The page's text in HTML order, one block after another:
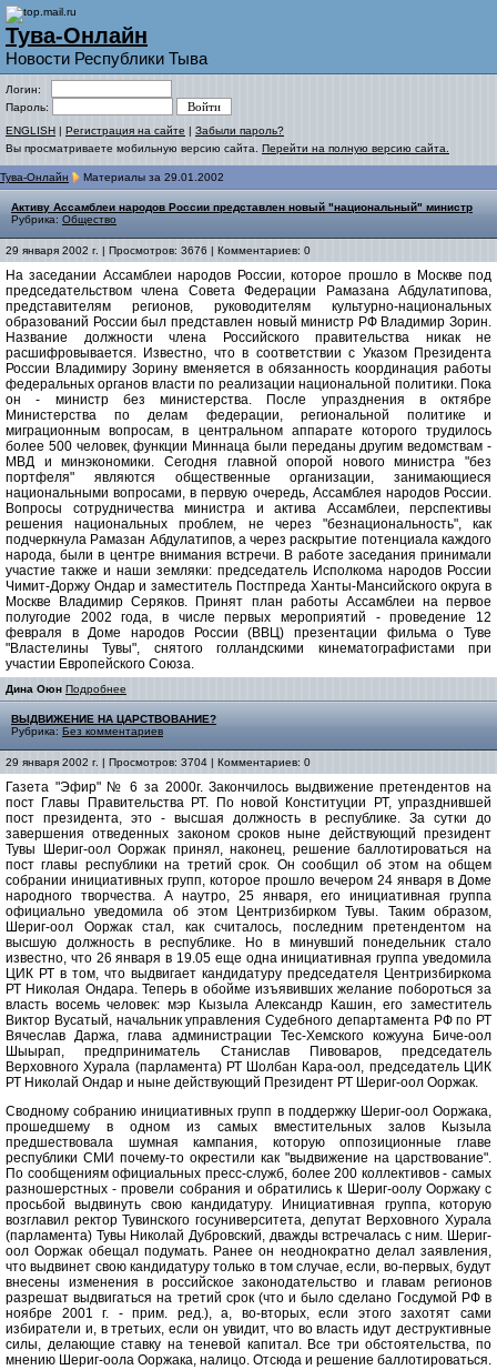
Тува-Онлайн
Новости Республики Тыва
Логин:
Пароль:
ENGLISH | Регистрация на сайте | Забыли пароль?
Вы просматриваете мобильную версию сайта. Перейти на полную версию сайта.
Тува-Онлайн Материалы за 29.01.2002
Активу Ассамблеи народов России представлен новый "национальный" министр
Рубрика: Общество
29 января 2002 г. | Просмотров: 3676 | Комментариев: 0
На заседании Ассамблеи народов России, которое прошло в Москве под
председательством члена Совета Федерации Рамазана Абдулатипова,
представителям регионов, руководителям культурно-национальных
образований России был представлен новый министр РФ Владимир Зорин.
Название должности члена Российского правительства никак не
расшифровывается. Известно, что в соответствии с Указом Президента
России Владимиру Зорину вменяется в обязанность координация работы
федеральных органов власти по реализации национальной политики. Пока
он - министр без министерства. После упразднения в октябре
Министерства по делам федерации, региональной политике и
миграционным вопросам, в центральном аппарате которого трудилось
более 500 человек, функции Миннаца были переданы другим ведомствам -
МВД и минэкономики. Сегодня главной опорой нового министра "без
портфеля" являются общественные организации, занимающиеся
национальными вопросами, в первую очередь, Ассамблея народов России.
Вопросы сотрудничества министра и актива Ассамблеи, перспективы
решения национальных проблем, не через "безнациональность", как
подчеркнула Рамазан Абдулатипов, а через раскрытие потенциала каждого
народа, были в центре внимания встречи. В работе заседания принимали
участие также и наши земляки: председатель Исполкома народов России
Чимит-Доржу Ондар и заместитель Постпреда Ханты-Мансийского округа в
Москве Владимир Серяков. Принят план работы Ассамблеи на первое
полугодие 2002 года, в числе первых мероприятий - проведение 12
февраля в Доме народов России (ВВЦ) презентации фильма о Туве
"Властелины Тувы", снятого голландскими кинематографистами при
участии Европейского Союза.
Дина Оюн Подробнее
ВЫДВИЖЕНИЕ НА ЦАРСТВОВАНИЕ?
Рубрика: Без комментариев
29 января 2002 г. | Просмотров: 3704 | Комментариев: 0
Газета "Эфир" № 6 за 2000г. Закончилось выдвижение претендентов на
пост Главы Правительства РТ. По новой Конституции РТ, упразднившей
пост президента, это - высшая должность в республике. За сутки до
завершения отведенных законом сроков ныне действующий президент
Тувы Шериг-оол Ооржак принял, наконец, решение баллотироваться на
пост главы республики на третий срок. Он сообщил об этом на общем
собрании инициативных групп, которое прошло вечером 24 января в Доме
народного творчества. А наутро, 25 января, его инициативная группа
официально уведомила об этом Центризбирком Тувы. Таким образом,
Шериг-оол Ооржак стал, как считалось, последним претендентом на
высшую должность в республике. Но в минувший понедельник стало
известно, что 26 января в 19.05 еще одна инициативная группа уведомила
ЦИК РТ в том, что выдвигает кандидатуру председателя Центризбиркома
РТ Николая Ондара. Теперь в обойме изъявивших желание побороться за
власть восемь человек: мэр Кызыла Александр Кашин, его заместитель
Виктор Вусатый, начальник управления Судебного департамента РФ по РТ
Вячеслав Даржа, глава администрации Тес-Хемского кожууна Биче-оол
Шыырап, предприниматель Станислав Пивоваров, председатель
Верховного Хурала (парламента) РТ Шолбан Кара-оол, председатель ЦИК
РТ Николай Ондар и ныне действующий Президент РТ Шериг-оол Ооржак.
Сводному собранию инициативных групп в поддержку Шериг-оол Ооржака,
прошедшему в одном из самых вместительных залов Кызыла
предшествовала шумная кампания, которую оппозиционные главе
республики СМИ почему-то окрестили как "выдвижение на царствование".
По сообщениям официальных пресс-служб, более 200 коллективов - самых
разношерстных - провели собрания и обратились к Шериг-оолу Ооржаку с
просьбой выдвинуть свою кандидатуру. Инициативная группа, которую
возглавил ректор Тувинского госуниверситета, депутат Верховного Хурала
(парламента) Тувы Николай Дубровский, дважды встречалась с ним. Шериг-
оол Ооржак обещал подумать. Ранее он неоднократно делал заявления,
что выдвинет свою кандидатуру только в том случае, если, во-первых, будут
внесены изменения в российское законодательство и главам регионов
разрешат выдвигаться на третий срок (что и было сделано Госдумой РФ в
ноябре 2001 г. - прим. ред.), а, во-вторых, если этого захотят сами
избиратели и, в третьих, если он увидит, что во власть идут деструктивные
силы, делающие ставку на теневой капитал. Все три обстоятельства, по
мнению Шериг-оола Ооржака, налицо. Отсюда и решение баллотироваться.